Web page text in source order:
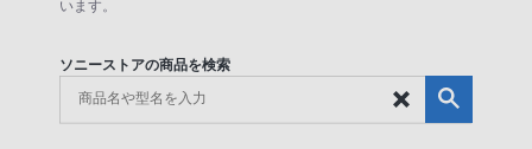
います。
ソニーストアの商品を検索